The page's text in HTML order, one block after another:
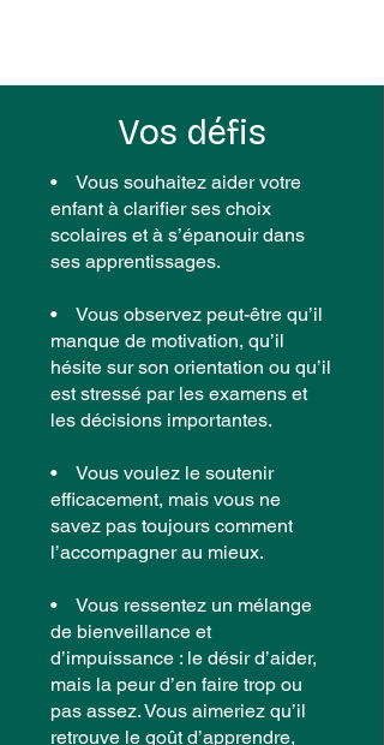
Vos défis
• Vous souhaitez aider votre
enfant à clarifier ses choix
scolaires et à s’épanouir dans
ses apprentissages.
• Vous observez peut-être qu’il
manque de motivation, qu’il
hésite sur son orientation ou qu’il
est stressé par les examens et
les décisions importantes.
• Vous voulez le soutenir
efficacement, mais vous ne
savez pas toujours comment
l’accompagner au mieux.
• Vous ressentez un mélange
de bienveillance et
d’impuissance : le désir d’aider,
mais la peur d’en faire trop ou
pas assez. Vous aimeriez qu’il
retrouve le goût d’apprendre,